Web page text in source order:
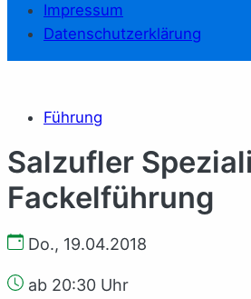
Impressum
Datenschutzerklärung
Führung
Salzufler
Fackelführung
Do., 19.04.2018
ab 20:30 Uhr